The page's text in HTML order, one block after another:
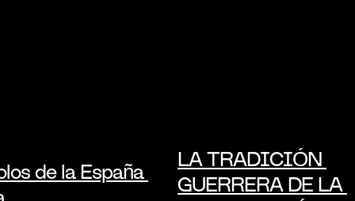
de la España
LA TRADICIÓN
GUERRERA DE LA